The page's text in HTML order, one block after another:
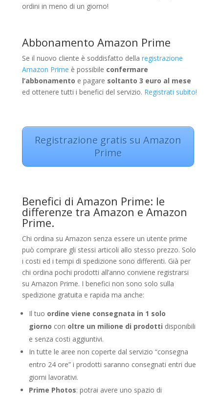
ordini in meno di un giorno!
Abbonamento Amazon Prime
Se il nuovo cliente è soddisfatto della registrazione
Amazon Prime è possibile confermare
l’abbonamento e pagare soltanto 3 euro al mese
ed ottenere tutti i benefici del servizio. Registrati subito!
Registrazione gratis su Amazon
Prime
Benefici di Amazon Prime: le
differenze tra Amazon e Amazon
Prime.
Chi ordina su Amazon senza essere un utente prime
può comprare gli stessi articoli allo stesso prezzo. Solo
i costi ed i tempi di spedizione sono differenti. Già per
chi ordina pochi prodotti all’anno conviene registrarsi
su Amazon Prime. I benefici non sono solo sulla
spedizione gratuita e rapida ma anche:
Il tuo ordine viene consegnata in 1 solo
giorno con oltre un milione di prodotti disponibili
e senza costi aggiuntivi.
In tutte le aree non coperte dal servizio “consegna
entro 24 ore” i prodotti saranno consegnati entri due
giorni lavorativi.
Prime Photos: potrai avere uno spazio di